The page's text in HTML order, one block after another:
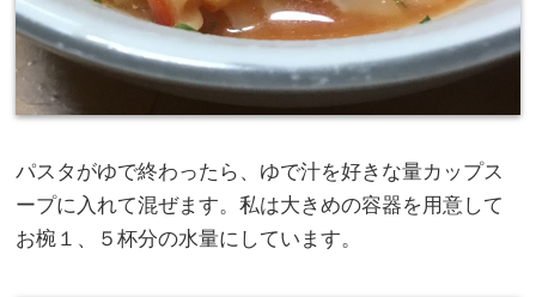
パスタがゆで終わったら、ゆで汁を好きな量カップス
ープに入れて混ぜます。私は大きめの容器を用意して
お椀１、５杯分の水量にしています。